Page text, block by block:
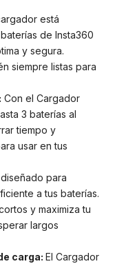
está
de Insta360
y segura.
siempre listas para
Con el Cargador
3 baterías al
tiempo y
usar en tus
para
a tus baterías.
y maximiza tu
largos
carga: El Cargador